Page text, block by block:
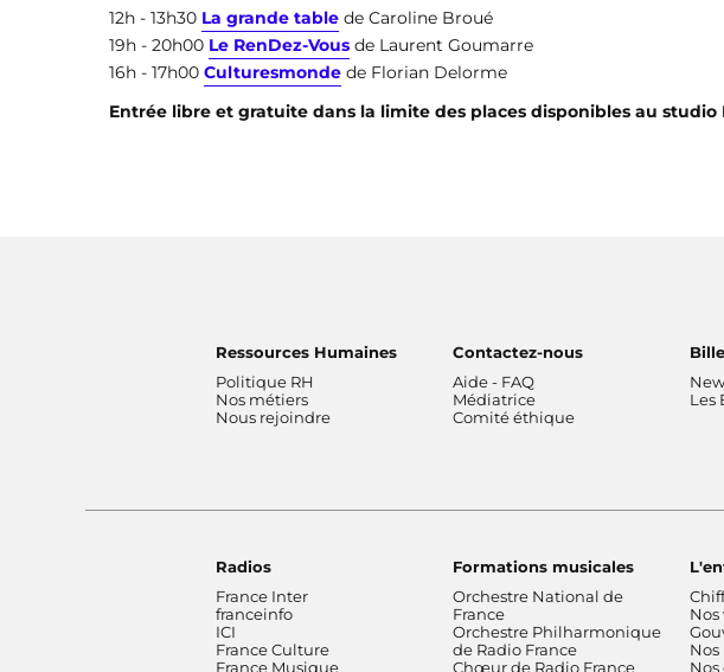
12h - 13h30 La grande table de Caroline Broué
19h - 20h00 Le RenDez-Vous de Laurent Goumarre
16h - 17h00 Culturesmonde de Florian Delorme
Entrée libre et gratuite dans la limite des places disponibles au studio
Ressources Humaines
Politique RH
Nos métiers
Nous rejoindre
Contactez-nous
Aide - FAQ
Médiatrice
Comité éthique
Les
Radios
France Inter
franceinfo
ICI
France Culture
France Musique
Formations musicales
Orchestre National de
France
Orchestre Philharmonique
de Radio France
Chœur de Radio France
Nos
Nos